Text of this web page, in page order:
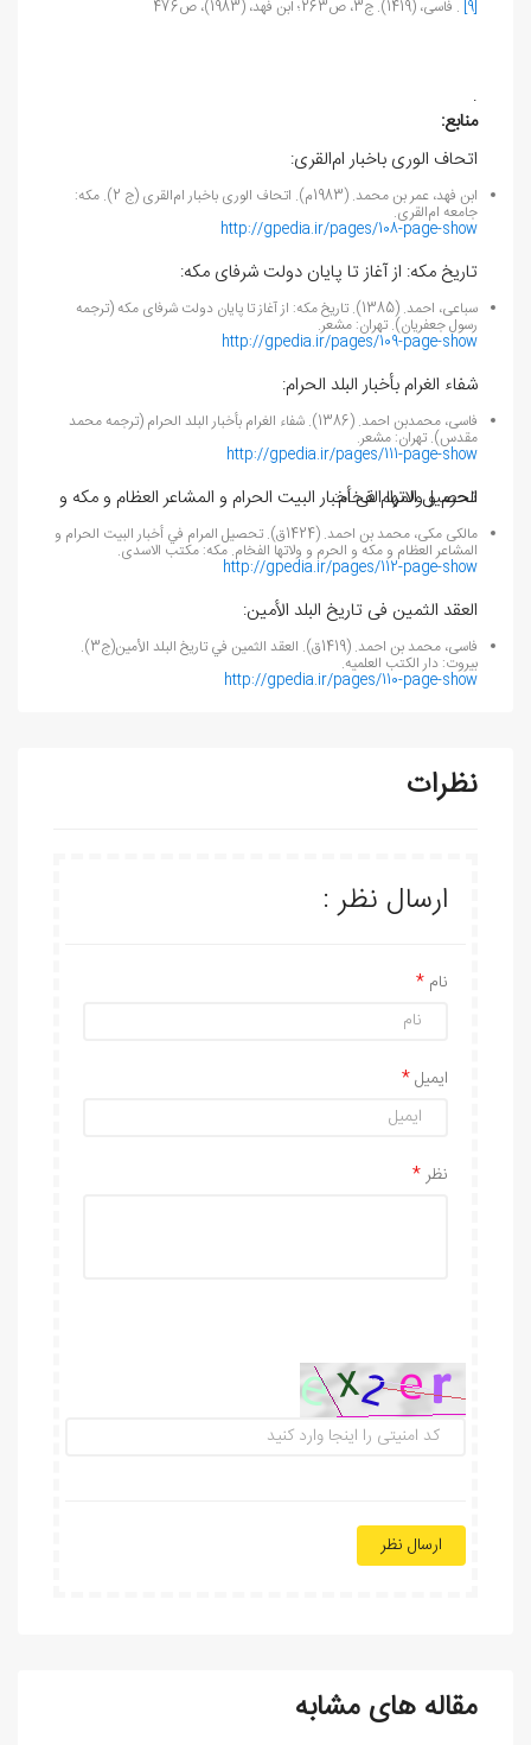
[9] . فاسی، (1419). ج3، ص263؛ ابن فهد، (1983)، ص476
.
منابع:
اتحاف الوری باخبار ام‌القری:
ابن فهد، عمر بن محمد. (1983م). اتحاف الوری باخبار ام‌القری (ج 2). مکه:
جامعه ام‌القری.
http://gpedia.ir/pages/108-page-show
تاریخ مکه: از آغاز تا پایان دولت شرفای مکه:
سباعی، احمد. (1385). تاریخ مکه: از آغاز تا پایان دولت شرفای مکه (ترجمه
رسول جعفریان). تهران: مشعر.
http://gpedia.ir/pages/109-page-show
شفاء الغرام بأخبار البلد الحرام:
فاسی، محمدبن احمد. (1386). شفاء الغرام بأخبار البلد الحرام (ترجمه محمد
مقدس). تهران: مشعر.
http://gpedia.ir/pages/111-page-show
تحصيل المرام فی أخبار البيت الحرام و المشاعر العظام و مکه و الحرم و ولاتها الفخام:
مالکی مکی، محمد بن احمد. (1424ق). تحصيل المرام في أخبار البيت الحرام و
المشاعر العظام و مکه و الحرم و ولاتها الفخام. مکه: مکتب الاسدی.
http://gpedia.ir/pages/112-page-show
العقد الثمین فی تاریخ البلد الأمین:
فاسی، محمد بن احمد. (1419ق). العقد الثمین في تاریخ البلد الأمین(ج3).
بیروت: دار الکتب العلمیه.
http://gpedia.ir/pages/110-page-show
نظرات
ارسال نظر :
نام
ایمیل
نظر
ارسال نظر
مقاله های مشابه